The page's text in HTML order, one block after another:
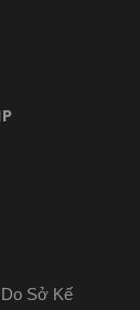
Sở Kế